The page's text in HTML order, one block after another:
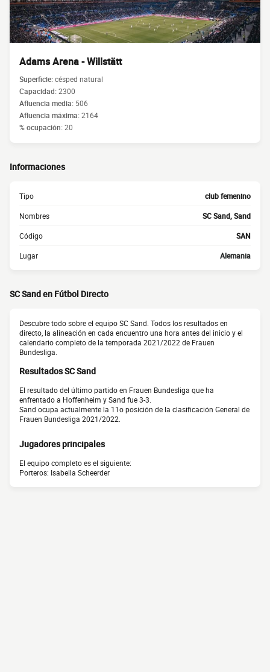
Adams Arena - Willstätt
Superficie:césped natural
Capacidad:2300
Afluencia media: 506
Afluencia máxima:2164
% ocupación:20
Informaciones
Tipo club femenino
Nombres SC Sand, Sand
Código SAN
Lugar Alemania
SC Sand en Fútbol Directo
Descubre todo sobre el equipo SC Sand. Todos los resultados en
directo, la alineación en cada encuentro una hora antes del inicio y el
calendario completo de la temporada 2021/2022 de Frauen
Bundesliga.
Resultados SC Sand
El resultado del último partido en Frauen Bundesliga que ha
enfrentado a Hoffenheim y Sand fue 3-3.
Sand ocupa actualmente la 11o posición de la clasificación General de
Frauen Bundesliga 2021/2022.
Jugadores principales
El equipo completo es el siguiente:
Porteros: Isabella Scheerder